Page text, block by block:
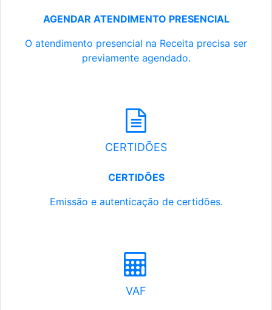
AGENDAR ATENDIMENTO PRESENCIAL
O atendimento presencial na Receita precisa ser
previamente agendado.
CERTIDÕES
CERTIDÕES
Emissão e autenticação de certidões.
VAF